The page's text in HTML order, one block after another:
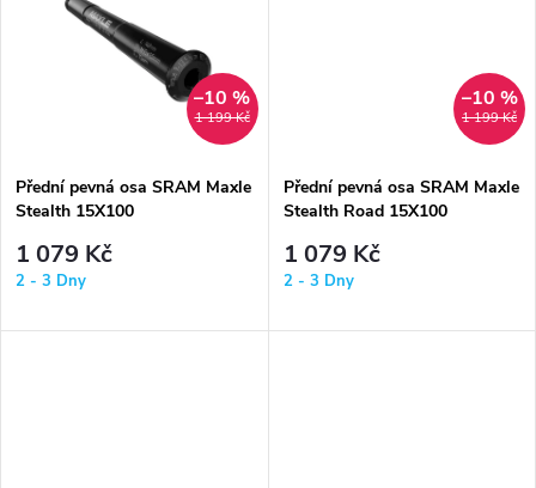
ů
t
ů
1 199 Kč
–10 %
Přední pevná osa SRAM Maxle
Stealth 15X100
1 079 Kč
2 - 3 Dny
1 199 Kč
–10 %
Přední pevná osa SRAM Maxle
Stealth Road 15X100
1 079 Kč
2 - 3 Dny